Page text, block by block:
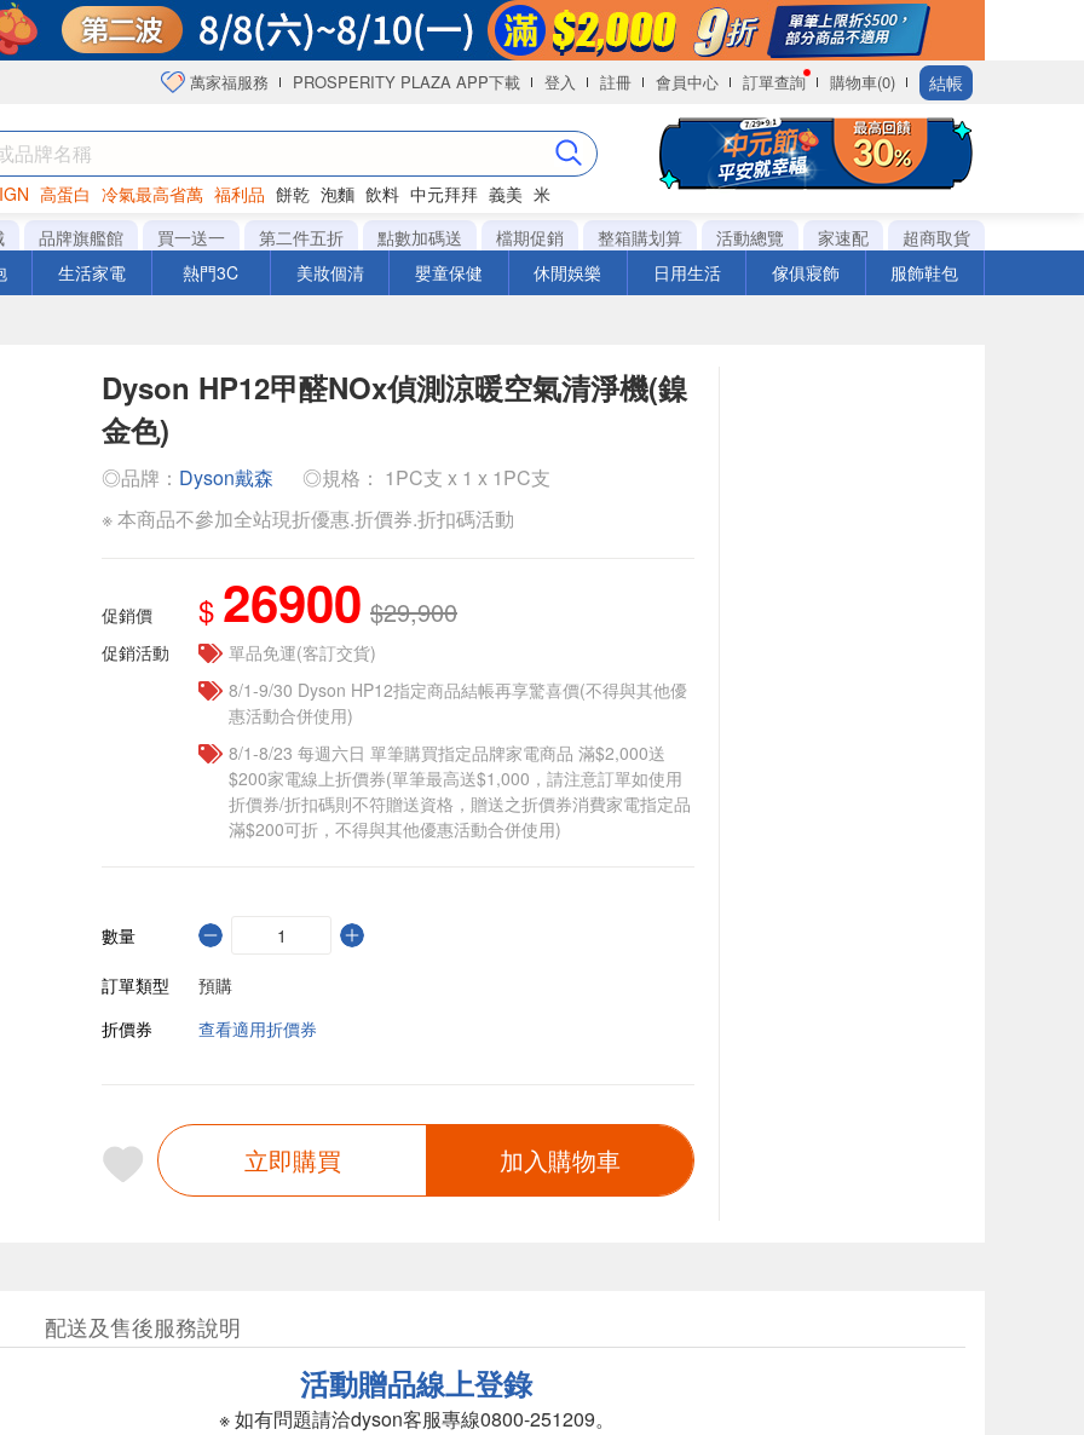
萬家福服務 PROSPERITY PLAZA APP下載 登入 註冊 會員中心 訂單查詢 購物車(0) 結帳
高蛋白 冷氣最高省萬 福利品 餅乾 泡麵 飲料 中元拜拜 義美 米
洋芋片
品牌旗艦館 買一送一 第二件五折 點數加碼送 檔期促銷 整箱購划算 活動總覽 家速配
超商取貨
生活家電 熱門3C 美妝個清 嬰童保健 休閒娛樂 日用生活 傢俱寢飾 服飾鞋包
Dyson HP12甲醛NOx偵測涼暖空氣清淨機(鎳
金色)
◎品牌： Dyson戴森
◎規格： 1PC支 x 1 x 1PC支
※ 本商品不參加全站現折優惠.折價券.折扣碼活動
促銷價 $ 26900 $29,900
促銷活動
單品免運(客訂交貨)
8/1-9/30 Dyson HP12指定商品結帳再享驚喜價(不得與其他優
惠活動合併使用)
8/1-8/23 每週六日 單筆購買指定品牌家電商品 滿$2,000送
$200家電線上折價券(單筆最高送$1,000，請注意訂單如使用
折價券/折扣碼則不符贈送資格，贈送之折價券消費家電指定品
滿$200可折，不得與其他優惠活動合併使用)
數量
訂單類型
預購
折價券
查看適用折價券
立即購買 加入購物車
配送及售後服務說明
活動贈品線上登錄
※ 如有問題請洽dyson客服專線0800-251209。